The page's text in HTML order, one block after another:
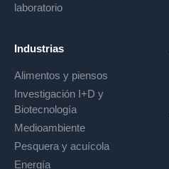
laboratorio
Industrias
Alimentos y piensos
Investigación I+D y
Biotecnología
Medioambiente
Pesquera y acuícola
Energía